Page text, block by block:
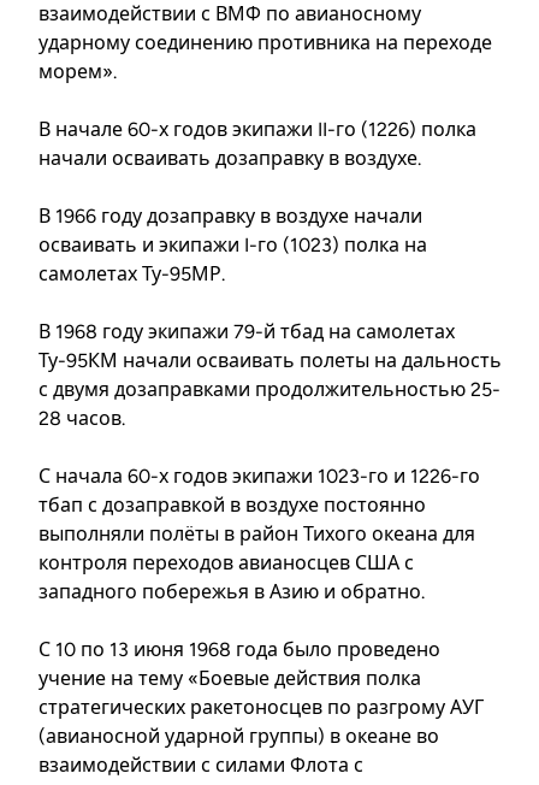
взаимодействии с ВМФ по авианосному
ударному соединению противника на переходе
морем».
В начале 60-х годов экипажи II-го (1226) полка
начали осваивать дозаправку в воздухе.
В 1966 году дозаправку в воздухе начали
осваивать и экипажи I-го (1023) полка на
самолетах Ту-95МР.
В 1968 году экипажи 79-й тбад на самолетах
Ту-95КМ начали осваивать полеты на дальность
с двумя дозаправками продолжительностью 25-
28 часов.
С начала 60-х годов экипажи 1023-го и 1226-го
тбап с дозаправкой в воздухе постоянно
выполняли полёты в район Тихого океана для
контроля переходов авианосцев США с
западного побережья в Азию и обратно.
С 10 по 13 июня 1968 года было проведено
учение на тему «Боевые действия полка
стратегических ракетоносцев по разгрому АУГ
(авианосной ударной группы) в океане во
взаимодействии с силами Флота с